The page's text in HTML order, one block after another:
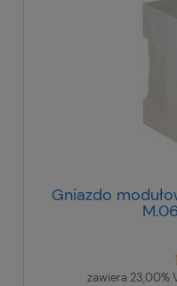
Gniazdo
zawiera 23,00%